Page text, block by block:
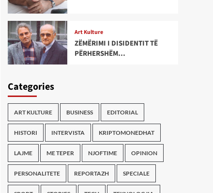
Art Kulture
ZËMËRIMI I DISIDENTIT TË
PËRHERSHËM…
Categories
ART KULTURE BUSINESS EDITORIAL
HISTORI INTERVISTA KRIPTOMONEDHAT
LAJME ME TEPER NJOFTIME OPINION
PERSONALITETE REPORTAZH SPECIALE